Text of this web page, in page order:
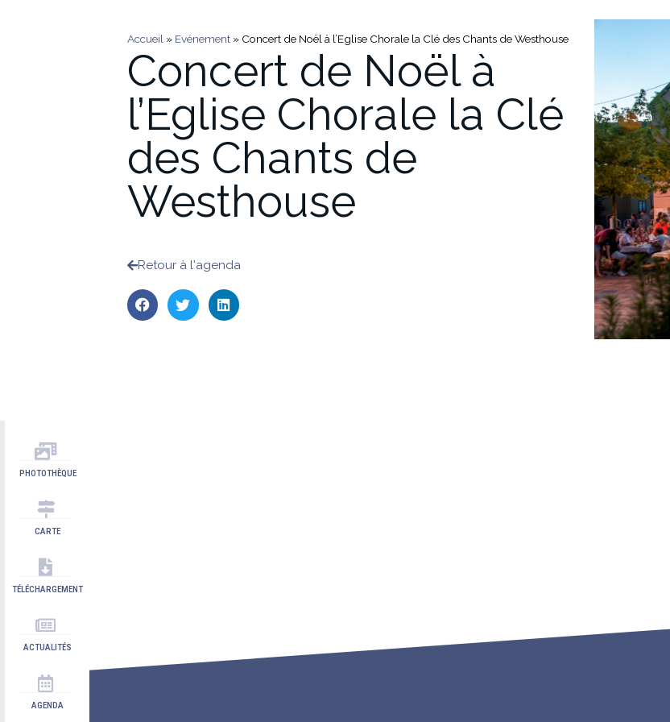
PHOTOTHÈQUE
CARTE
TÉLÉCHARGEMENT
ACTUALITÉS
AGENDA
Accueil » Evénement » Concert de Noël à l’Eglise Chorale la Clé des Chants de Westhouse
Concert de Noël à
l’Eglise Chorale la Clé
des Chants de
Westhouse
Retour à l'agenda